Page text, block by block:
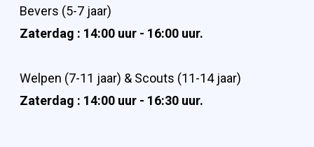
Bevers (5-7 jaar)
Zaterdag : 14:00 uur - 16:00 uur.
Welpen (7-11 jaar) & Scouts (11-14 jaar)
Zaterdag : 14:00 uur - 16:30 uur.